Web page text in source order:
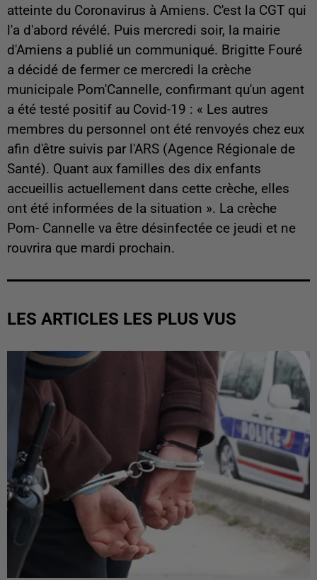
atteinte du Coronavirus à Amiens. C'est la CGT qui
l'a d'abord révélé. Puis mercredi soir, la mairie
d'Amiens a publié un communiqué. Brigitte Fouré
a décidé de fermer ce mercredi la crèche
municipale Pom'Cannelle, confirmant qu'un agent
a été testé positif au Covid-19 : « Les autres
membres du personnel ont été renvoyés chez eux
afin d'être suivis par l'ARS (Agence Régionale de
Santé). Quant aux familles des dix enfants
accueillis actuellement dans cette crèche, elles
ont été informées de la situation ». La crèche
Pom- Cannelle va être désinfectée ce jeudi et ne
rouvrira que mardi prochain.
LES ARTICLES LES PLUS VUS